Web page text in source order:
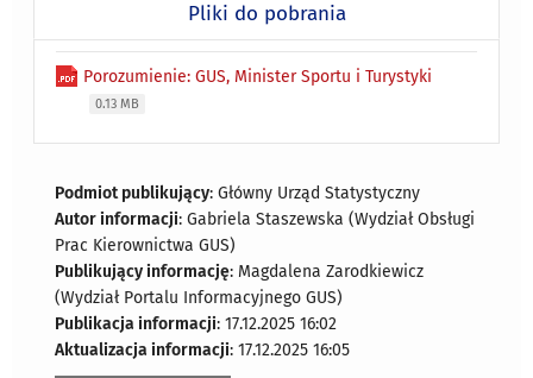
Pliki do pobrania
Porozumienie: GUS, Minister Sportu i Turystyki
0.13 MB
Podmiot publikujący: Główny Urząd Statystyczny
Autor informacji: Gabriela Staszewska (Wydział Obsługi
Prac Kierownictwa GUS)
Publikujący informację: Magdalena Zarodkiewicz
(Wydział Portalu Informacyjnego GUS)
Publikacja informacji: 17.12.2025 16:02
Aktualizacja informacji: 17.12.2025 16:05